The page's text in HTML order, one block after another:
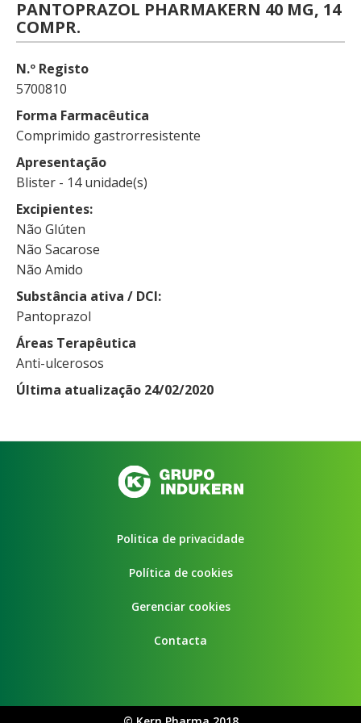
PANTOPRAZOL PHARMAKERN 40 MG, 14
COMPR.
N.º Registo
5700810
Forma Farmacêutica
Comprimido gastrorresistente
Apresentação
Blister - 14 unidade(s)
Excipientes
Não Glúten
Não Sacarose
Não Amido
Substância ativa / DCI
Pantoprazol
Áreas Terapêutica
Anti-ulcerosos
Última atualização 24/02/2020
Politica de privacidade
Política de cookies
Gerenciar cookies
Contacta